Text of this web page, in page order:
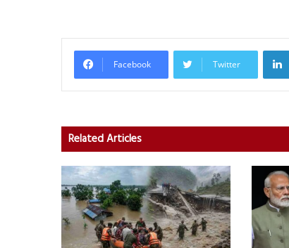
Facebook Twitter
Related Articles